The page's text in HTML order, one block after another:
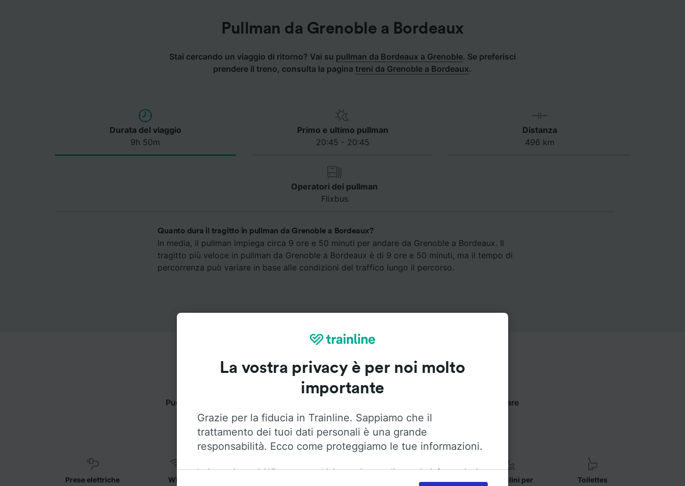
Pullman da Grenoble a Bordeaux
Stai cercando un viaggio di ritorno? Vai su pullman da Bordeaux a Grenoble. Se preferisci
prendere il treno, consulta la paginatreni da Grenoble a Bordeaux.
Durata del viaggio
9h 50m
Primo e ultimo pullman
20:45 - 20:45
Distanza
496 km
Operatori dei pullman
Flixbus
Quanto dura il tragitto in pullman da Grenoble a Bordeaux?
In media, il pullman impiega circa 9 ore e 50 minuti per andare da Grenoble a Bordeaux. Il
tragitto più veloce in pullman da Grenoble a Bordeaux è di 9 ore e 50 minuti, ma il tempo di
percorrenza può variare in base alle condizioni del traffico lungo il percorso.
Servizi a bordo
Puoi viaggiare da Grenoble a Bordeaux con
. Utilizza le opzioni qui sotto per trovare
maggiori informazioni sui servizi a bordo.
Prese elettriche WiFi
Seggiolini per
Toilettes
La vostra privacy è per noi molto
importante
Grazie per la fiducia in Trainline. Sappiamo che il
trattamento dei tuoi dati personali è una grande
responsabilità. Ecco come proteggiamo le tue informazioni.
Insieme ai nostri115partner archiviamo e/o accediamo alle informazioni
sul dispositivo dell'utente, come gli ID univoci nei cookie, per il